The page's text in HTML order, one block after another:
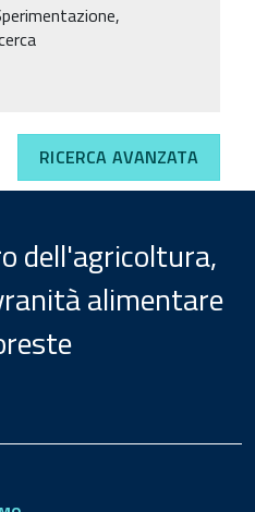
RICERCA AVANZATA
dell'agricoltura,
alimentare